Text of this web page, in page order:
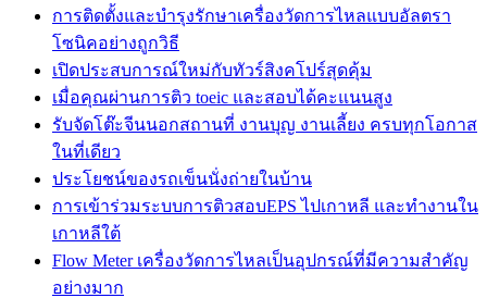
การติดตั้งและบำรุงรักษาเครื่องวัดการไหลแบบอัลตรา
โซนิคอย่างถูกวิธี
เปิดประสบการณ์ใหม่กับทัวร์สิงคโปร์สุดคุ้ม
เมื่อคุณผ่านการติว toeic และสอบได้คะแนนสูง
รับจัดโต๊ะจีนนอกสถานที่ งานบุญ งานเลี้ยง ครบทุกโอกาส
ในที่เดียว
ประโยชน์ของรถเข็นนั่งถ่ายในบ้าน
การเข้าร่วมระบบการติวสอบEPS ไปเกาหลี และทำงานใน
เกาหลีใต้
Flow Meter เครื่องวัดการไหลเป็นอุปกรณ์ที่มีความสำคัญ
อย่างมาก